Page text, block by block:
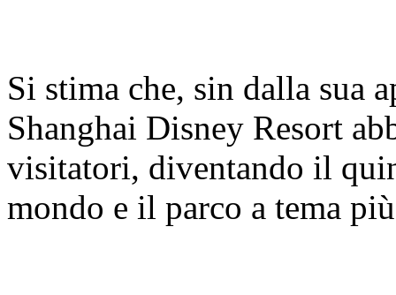
Si stima che, sin dalla sua
Shanghai Disney Resort
visitatori, diventando il
mondo e il parco a tema